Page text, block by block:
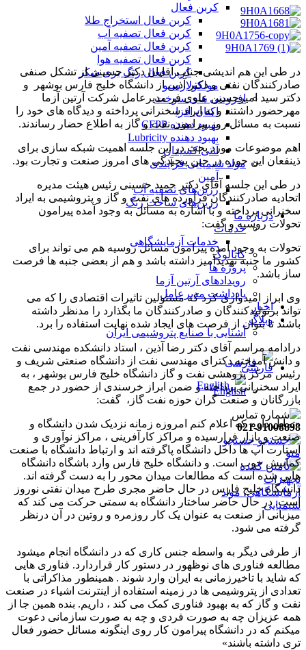
کربن فعال
کربن فعال استخراج طلا
کربن فعال تصفیه آب
کربن فعال تصفیه آمین
کربن فعال تصفیه هوا
کربن فعال رنگ بری شکر
مولکولارسیو
افزودنی های سوخت
اکتان افزا
بهبود دهنده CFPP
بهبود دهنده Lubricity
آنتی‌اکسیدان
مواد شیمیایی فرآیندی
آمین
رزین‌های تصفیه آب
رزین‌های ساخت رنگ
درباره ما
خدمات
خدمات آزمایشگاهی
کاتالوگ
پروژه ها
رویدادهای آرتین آزما
یادداشت مدیرعامل
اخبار
وبلاگ
آشنایی با صنایع پتروشیمی ایران
فارسی
English
021-91008898
جستجو
منو
در طی این هم اندیشی جناب آقایان دکتر حسینی از تشکل صنفی
صادرکنندگان نفتی و دکتر آذین از دانشگاه خلیج فارس بوشهر و
دکتر سید امیرحسین علوی فر مدیرعامل شرکت آرتین آزما
مهرحضور داشتند و به ایراد سخنرانی پرداخته و دیدگاه های خود را
نسبت به مسائل روز پیرامون نفت و گاز به اطلاع حضار رساندند.
اهم موضوعات مورد بحث در این جلسه اهمیت شبکه سازی برای
ذینفعان این حوزه در حین پیچیدگی های امروز صنعت و تجارت بود.
در طی این جلسه آقای دکتر حمید حسینی رئیس هیئت مدیره
اتحادیه صادرکنندگان فرآورده های نفت و گاز و پتروشیمی به ایراد
سخنرانی پرداخته و با اشاره به مسائل به وجود آمده پیرامون
تحولات روسیه و گفت:
تحولات به وجود آمده پیرامون مسائل روسیه هم می تواند برای
کشور ما جنبه تهدیدآمیز داشته باشد و هم از بعضی جنبه ها فرصت
ساز باشد.
وی ابراز امیدواری کرد که مسئولین تاثیرات اقتصادی را که می
تواند برتولیدکنندگان و صادرکنندگان ما بگذارد را مدنظر داشته
باشند تا بتوان از فرصت های ایجاد شده نهایت استفاده را برد.
درادامه مراسم آقای دکتر رضا آذین ، استاد دانشکده مهندسی نفت
و دانش آموخته دکترای مهندسی نفت از دانشگاه صنعتی شریف و
رئیس مرکز پژوهشی نفت و گاز دانشگاه خلیج فارس بوشهر ، به
ایراد سخنرانی پرداخته و ضمن ابراز خرسندی از حضور در جمع
بازرگانان و صنعت گران حوزه نفت گاز، گفت:
«تمایل دارم که اعلام کنم امروزه زمانه نزدیک شدن دانشگاه و
صنعت و بازار فرارسیده و مراکز کارآفرینی ، مراکز نوآوری و
استارت آپ ها داخل دانشگاه پاگرفته اند و ارتباط دانشگاه با صنعت
کمابیش خوب است. و دانشگاه خلیج فارس وارد باشگاه دانشگاه
هایی شده است که مطالعات میدان محور را به دست گرفته اند.
دانشگاه خلیج فارس در حال حاضر مجری طرح میدان نفتی نوروز
است. در حال حاضر ساختار دانشگاه به سمتی حرکت می کند که
میزبانی از صنعت به عنوان یک کار روزمره و روتین در آن درنظر
گرفته می شود.
از طرفی دیگر به واسطه جنس کاری که در دانشگاه انجام میشود
مطالعه فناوری های نوظهور در دستور کار قراردارد. فناوری هایی
که شاید با تاخیرزمانی به ایران وارد شوند . همینطور مذاکراتی با
تعدادی از پتروشیمی ها در زمینه استفاده از اینترنت اشیاء در صنعت
نفت و گاز که به بهبود فناوری کمک می کند ، داریم. بنده همین جا از
همه عزیزان چه به صورت فردی و چه به صورت سازمانی دعوت
میکنم که در دانشگاه پیرامون کار روی اینگونه مسائل حضور فعال
تری داشته باشند»